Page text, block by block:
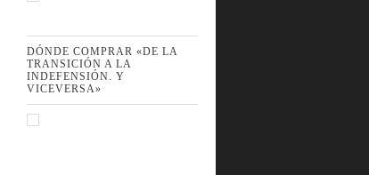
DÓNDE COMPRAR «DE LA
TRANSICIÓN A LA
INDEFENSIÓN. Y
VICEVERSA»